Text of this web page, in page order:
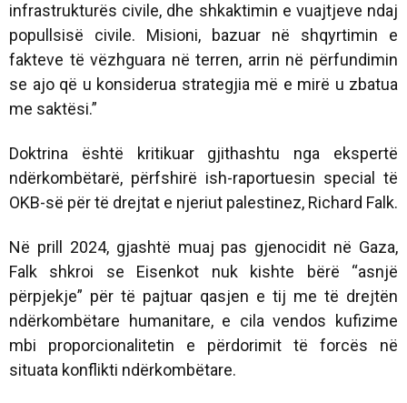
infrastrukturës civile, dhe shkaktimin e vuajtjeve ndaj
popullsisë civile. Misioni, bazuar në shqyrtimin e
fakteve të vëzhguara në terren, arrin në përfundimin
se ajo që u konsiderua strategjia më e mirë u zbatua
me saktësi.”
Doktrina është kritikuar gjithashtu nga ekspertë
ndërkombëtarë, përfshirë ish-raportuesin special të
OKB-së për të drejtat e njeriut palestinez, Richard Falk.
Në prill 2024, gjashtë muaj pas gjenocidit në Gaza,
Falk shkroi se Eisenkot nuk kishte bërë “asnjë
përpjekje” për të pajtuar qasjen e tij me të drejtën
ndërkombëtare humanitare, e cila vendos kufizime
mbi proporcionalitetin e përdorimit të forcës në
situata konflikti ndërkombëtare.